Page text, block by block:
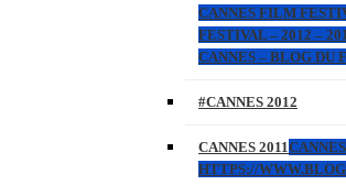
CANNES FILM
FESTIVAL – 2012 –
CANNES – BLOG DU
#CANNES 2012
CANNES 2011
HTTPS://